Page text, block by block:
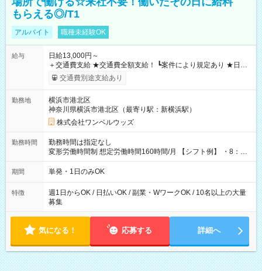
もらえる◎/T1
アルバイト 職種未経験OK
給与
日給13,000円～
＋交通費支給 ★交通費全額支給！ ┗案件により規定あり ★日払
いOK！（規定あり） ┗働いたその日に現金GET♪ お仕事後はコ
ンビニATMから 日払い分を引き落とせます！ 【試用期間】試
交通費別途支給あり
勤務地
横浜市港北区
神奈川県横浜市港北区（最寄り駅：新横浜駅）
株式会社ワンベルウッズ
勤務時間
勤務時間は指定なし
変形労働時間制 想定労働時間160時間/月 【シフト例】 ・8：00
～21：00
期間 単発・1日のみOK
特徴
週1日からOK / 日払いOK / 副業・WワークOK / 10名以上の大量
募集
気になる！ 応募する 詳細へ